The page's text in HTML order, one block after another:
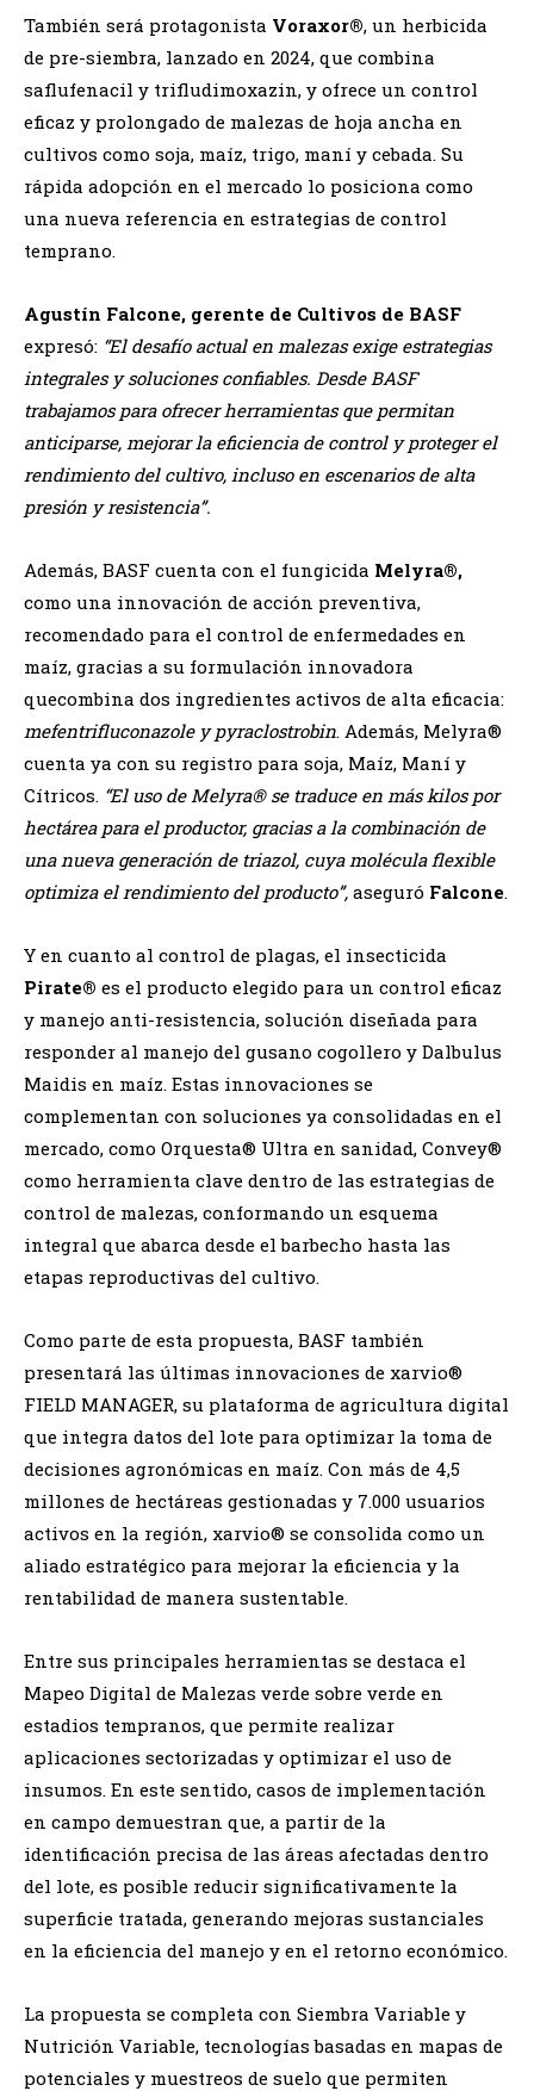
También será protagonista Voraxor®, un herbicida
de pre-siembra, lanzado en 2024, que combina
saflufenacil y trifludimoxazin, y ofrece un control
eficaz y prolongado de malezas de hoja ancha en
cultivos como soja, maíz, trigo, maní y cebada. Su
rápida adopción en el mercado lo posiciona como
una nueva referencia en estrategias de control
temprano.
Agustín Falcone, gerente de Cultivos de BASF
expresó: “El desafío actual en malezas exige estrategias
integrales y soluciones confiables. Desde BASF
trabajamos para ofrecer herramientas que permitan
anticiparse, mejorar la eficiencia de control y proteger el
rendimiento del cultivo, incluso en escenarios de alta
presión y resistencia”.
Además, BASF cuenta con el fungicida Melyra®,
como una innovación de acción preventiva,
recomendado para el control de enfermedades en
maíz, gracias a su formulación innovadora
quecombina dos ingredientes activos de alta eficacia:
mefentrifluconazole y pyraclostrobin. Además, Melyra®
cuenta ya con su registro para soja, Maíz, Maní y
Cítricos. “El uso de Melyra® se traduce en más kilos por
hectárea para el productor, gracias a la combinación de
una nueva generación de triazol, cuya molécula flexible
optimiza el rendimiento del producto”, aseguró Falcone.
Y en cuanto al control de plagas, el insecticida
Pirate® es el producto elegido para un control eficaz
y manejo anti-resistencia, solución diseñada para
responder al manejo del gusano cogollero y Dalbulus
Maidis en maíz. Estas innovaciones se
complementan con soluciones ya consolidadas en el
mercado, como Orquesta® Ultra en sanidad, Convey®
como herramienta clave dentro de las estrategias de
control de malezas, conformando un esquema
integral que abarca desde el barbecho hasta las
etapas reproductivas del cultivo.
Como parte de esta propuesta, BASF también
presentará las últimas innovaciones de xarvio®
FIELD MANAGER, su plataforma de agricultura digital
que integra datos del lote para optimizar la toma de
decisiones agronómicas en maíz. Con más de 4,5
millones de hectáreas gestionadas y 7.000 usuarios
activos en la región, xarvio® se consolida como un
aliado estratégico para mejorar la eficiencia y la
rentabilidad de manera sustentable.
Entre sus principales herramientas se destaca el
Mapeo Digital de Malezas verde sobre verde en
estadios tempranos, que permite realizar
aplicaciones sectorizadas y optimizar el uso de
insumos. En este sentido, casos de implementación
en campo demuestran que, a partir de la
identificación precisa de las áreas afectadas dentro
del lote, es posible reducir significativamente la
superficie tratada, generando mejoras sustanciales
en la eficiencia del manejo y en el retorno económico.
La propuesta se completa con Siembra Variable y
Nutrición Variable, tecnologías basadas en mapas de
potenciales y muestreos de suelo que permiten